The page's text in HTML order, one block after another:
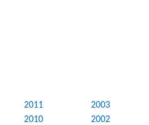
2011
2010
2003
2002